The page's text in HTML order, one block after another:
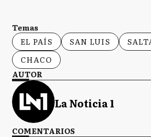
Temas
EL PAÍS
SAN LUIS
CHACO
AUTOR
La Noticia 1
COMENTARIOS